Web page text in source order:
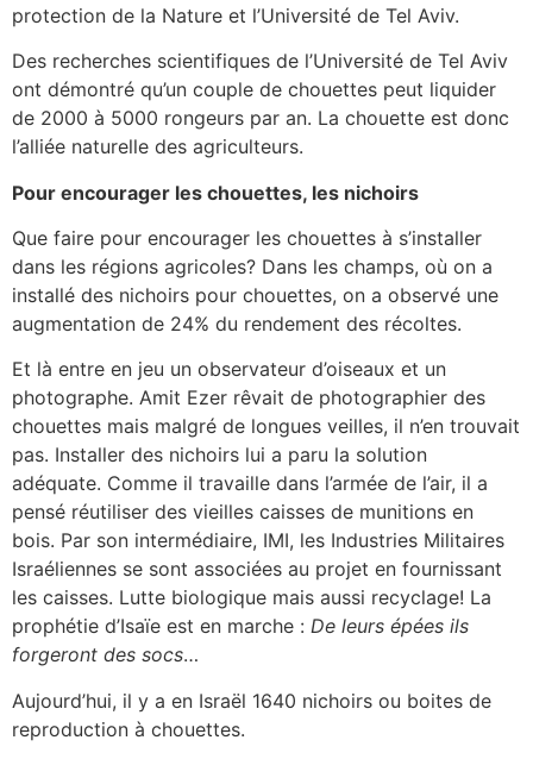
protection de la Nature et l’Université de Tel Aviv.
Des recherches scientifiques de l’Université de Tel Aviv
ont démontré qu’un couple de chouettes peut liquider
de 2000 à 5000 rongeurs par an. La chouette est donc
l’alliée naturelle des agriculteurs.
Pour encourager les chouettes, les nichoirs
Que faire pour encourager les chouettes à s’installer
dans les régions agricoles? Dans les champs, où on a
installé des nichoirs pour chouettes, on a observé une
augmentation de 24% du rendement des récoltes.
Et là entre en jeu un observateur d’oiseaux et un
photographe. Amit Ezer rêvait de photographier des
chouettes mais malgré de longues veilles, il n’en trouvait
pas. Installer des nichoirs lui a paru la solution
adéquate. Comme il travaille dans l’armée de l’air, il a
pensé réutiliser des vieilles caisses de munitions en
bois. Par son intermédiaire, IMI, les Industries Militaires
Israéliennes se sont associées au projet en fournissant
les caisses. Lutte biologique mais aussi recyclage! La
prophétie d’Isaïe est en marche : De leurs épées ils
forgeront des socs…
Aujourd’hui, il y a en Israël 1640 nichoirs ou boites de
reproduction à chouettes.